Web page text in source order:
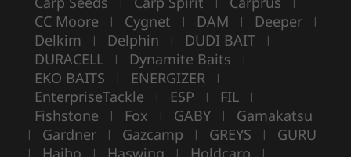
CC Moore | Cygnet | DAM | Deeper |
Delkim | Delphin | DUDI BAIT |
DURACELL | Dynamite Baits |
EKO BAITS | ENERGIZER |
EnterpriseTackle | ESP | FIL |
Fishstone | Fox | GABY | Gamakatsu
| Gardner | Gazcamp | GREYS | GURU
| | | |